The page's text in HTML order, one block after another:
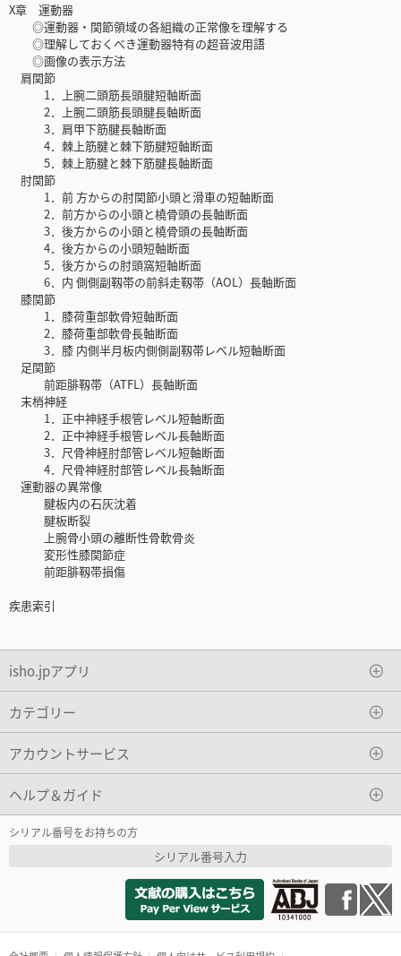
X章 運動器
◎運動器・関節領域の各組織の正常像を理解する
◎理解しておくべき運動器特有の超音波用語
◎画像の表示方法
肩関節
1．上腕二頭筋長頭腱短軸断面
2．上腕二頭筋長頭腱長軸断面
3．肩甲下筋腱長軸断面
4．棘上筋腱と棘下筋腱短軸断面
5．棘上筋腱と棘下筋腱長軸断面
肘関節
1．前 方からの肘関節小頭と滑車の短軸断面
2．前方からの小頭と橈骨頭の長軸断面
3．後方からの小頭と橈骨頭の長軸断面
4．後方からの小頭短軸断面
5．後方からの肘頭窩短軸断面
6．内 側側副靱帯の前斜走靱帯（AOL）長軸断面
膝関節
1．膝荷重部軟骨短軸断面
2．膝荷重部軟骨長軸断面
3．膝 内側半月板内側側副靱帯レベル短軸断面
足関節
前距腓靱帯（ATFL）長軸断面
末梢神経
1．正中神経手根管レベル短軸断面
2．正中神経手根管レベル長軸断面
3．尺骨神経肘部管レベル短軸断面
4．尺骨神経肘部管レベル長軸断面
運動器の異常像
腱板内の石灰沈着
腱板断裂
上腕骨小頭の離断性骨軟骨炎
変形性膝関節症
前距腓靱帯損傷
疾患索引
isho.jpアプリ
カテゴリー
アカウントサービス
ヘルプ＆ガイド
シリアル番号をお持ちの方
シリアル番号入力